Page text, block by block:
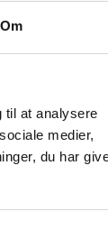
Om
til at analysere
medier,
du har